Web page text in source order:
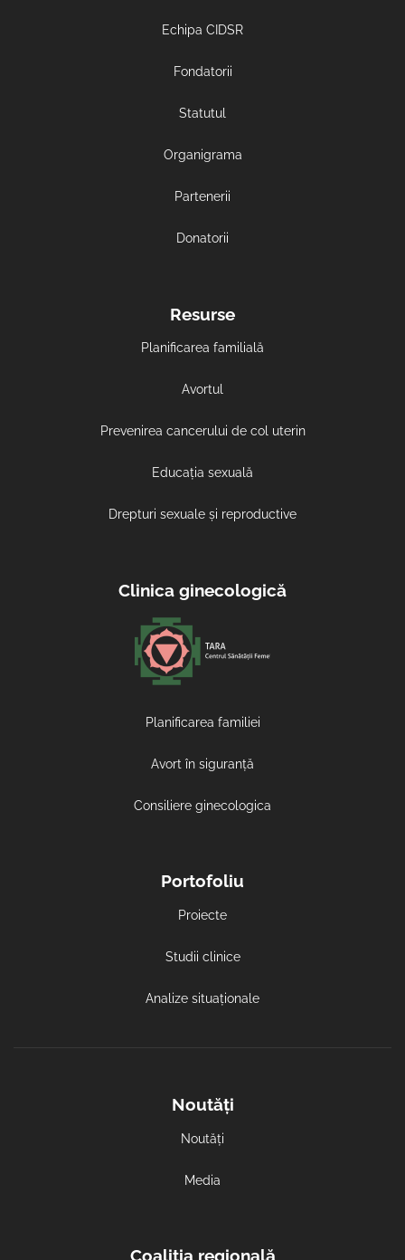
Echipa CIDSR
Fondatorii
Statutul
Organigrama
Partenerii
Donatorii
Resurse
Planificarea familială
Avortul
Prevenirea cancerului de col uterin
Educația sexuală
Drepturi sexuale și reproductive
Clinica ginecologică
Planificarea familiei
Avort în siguranță
Consiliere ginecologica
Portofoliu
Proiecte
Studii clinice
Analize situaționale
Noutăți
Noutăți
Media
Coaliția regională